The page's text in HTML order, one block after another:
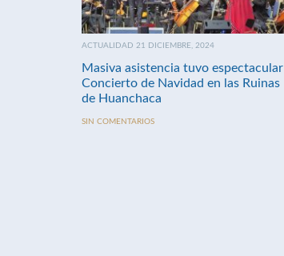
ACTUALIDAD 21 DICIEMBRE, 2024
Masiva asistencia tuvo espectacular
Concierto de Navidad en las Ruinas
de Huanchaca
SIN COMENTARIOS